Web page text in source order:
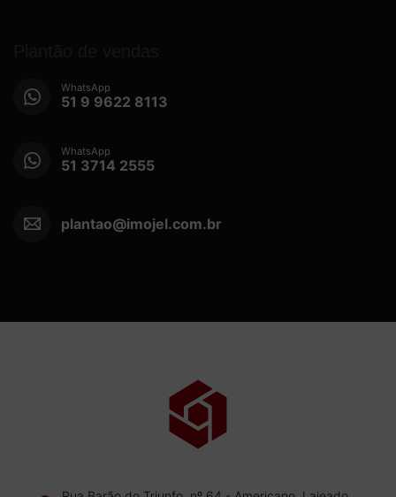
WhatsApp
51 9 9622 8113
WhatsApp
51 3714 2555
plantao@imojel.com.br